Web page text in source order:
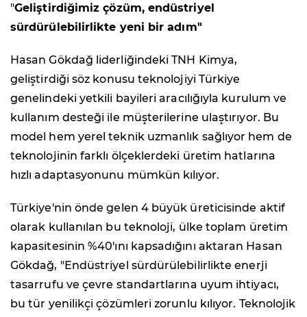
"Geliştirdiğimiz çözüm, endüstriyel
sürdürülebilirlikte yeni bir adım"
Hasan Gökdağ liderliğindeki TNH Kimya,
geliştirdiği söz konusu teknolojiyi Türkiye
genelindeki yetkili bayileri aracılığıyla kurulum ve
kullanım desteği ile müşterilerine ulaştırıyor. Bu
model hem yerel teknik uzmanlık sağlıyor hem de
teknolojinin farklı ölçeklerdeki üretim hatlarına
hızlı adaptasyonunu mümkün kılıyor.
Türkiye'nin önde gelen 4 büyük üreticisinde aktif
olarak kullanılan bu teknoloji, ülke toplam üretim
kapasitesinin %40'ını kapsadığını aktaran Hasan
Gökdağ, "Endüstriyel sürdürülebilirlikte enerji
tasarrufu ve çevre standartlarına uyum ihtiyacı,
bu tür yenilikçi çözümleri zorunlu kılıyor. Teknolojik